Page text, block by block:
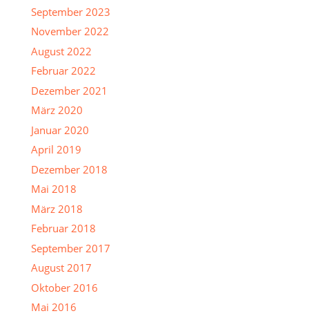
September 2023
November 2022
August 2022
Februar 2022
Dezember 2021
März 2020
Januar 2020
April 2019
Dezember 2018
Mai 2018
März 2018
Februar 2018
September 2017
August 2017
Oktober 2016
Mai 2016